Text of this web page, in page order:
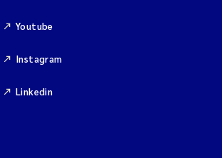
Youtube
Instagram
Linkedin